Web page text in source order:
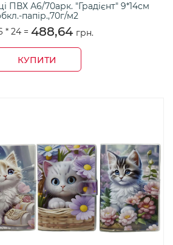
ПВХ А6/70арк. "Градієнт" 9*14см
папір.,70г/м2
* 24 = 488,64 грн.
КУПИТИ